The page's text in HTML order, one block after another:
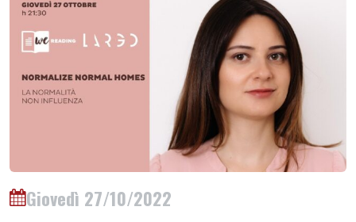
Giovedì 27/10/2022